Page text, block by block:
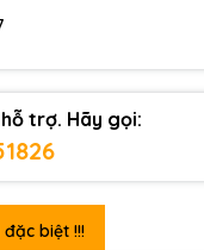
trợ. Hãy gọi:
biệt !!!